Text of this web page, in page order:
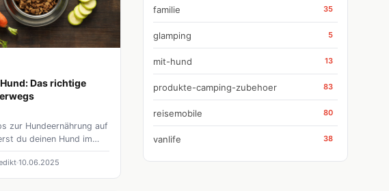
Das richtige
zur Hundeernährung auf
du deinen Hund im
platzsparend & ohne
autarken Stehen.
10.06.2025
familie 35
glamping 5
mit-hund 13
produkte-camping-zubehoer 83
reisemobile 80
vanlife 38